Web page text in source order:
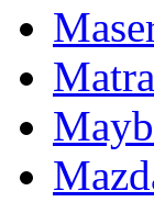
Matra